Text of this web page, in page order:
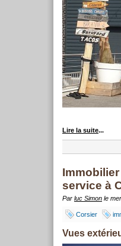
Lire la suite...
service à
Par luc Simon le
Corsier
Vues